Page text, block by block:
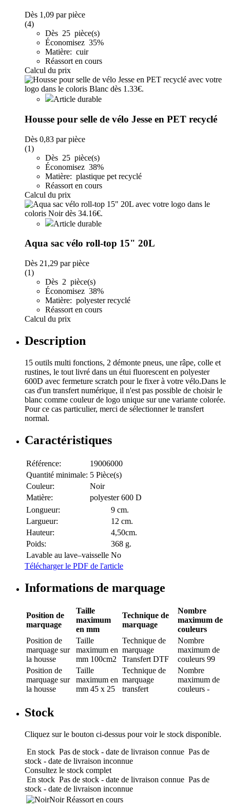
Dès 1,09 par pièce
(4)
Dès 25 pièce(s)
Économisez 35%
Matière: cuir
Réassort en cours
Calcul du prix
Article durable
Housse pour selle de vélo Jesse en PET recyclé
Dès 0,83 par pièce
(1)
Dès 25 pièce(s)
Économisez 38%
Matière: plastique pet recyclé
Réassort en cours
Calcul du prix
Article durable
Aqua sac vélo roll-top 15" 20L
Dès 21,29 par pièce
(1)
Dès 2 pièce(s)
Économisez 38%
Matière: polyester recyclé
Réassort en cours
Calcul du prix
Description
15 outils multi fonctions, 2 démonte pneus, une râpe, colle et
rustines, le tout livré dans un étui fluorescent en polyester
600D avec fermeture scratch pour le fixer à votre vélo.Dans le
cas d'un transfert numérique, il n'est pas possible de choisir le
blanc comme couleur de logo unique sur une variante colorée.
Pour ce cas particulier, merci de sélectionner le transfert
normal.
Caractéristiques
Référence:
19006000
Quantité minimale: 5 Pièce(s)
Couleur:
Noir
Matière:
polyester 600 D
Longueur:
9 cm.
Largueur:
12 cm.
Hauteur:
4,50cm.
Poids:
368 g.
Lavable au lave–vaisselle No
Télécharger le PDF de l'article
Informations de marquage
Position de
marquage
Taille
maximum
en mm
Technique de
marquage
Nombre
maximum de
couleurs
Position de
marquage sur
la housse
Taille
maximum en
mm 100cm2
Technique de
marquage
Transfert DTF
Nombre
maximum de
couleurs 99
Position de
marquage sur
la housse
Taille
maximum en
mm 45 x 25
Technique de
marquage
transfert
Nombre
maximum de
couleurs -
Stock
Cliquez sur le bouton ci-dessus pour voir le stock disponible.
En stock Pas de stock - date de livraison connue Pas de
stock - date de livraison inconnue
Consultez le stock complet
En stock Pas de stock - date de livraison connue Pas de
stock - date de livraison inconnue
Noir Réassort en cours